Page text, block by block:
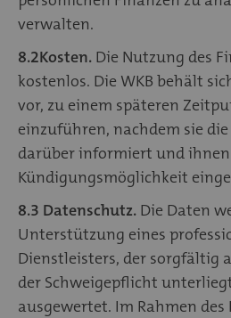
verwalten.
8.2Kosten. Die Nutzung des
kostenlos. Die WKB behält
vor, zu einem späteren
einzuführen, nachdem sie
darüber informiert und
Kündigungsmöglichkeit
8.3 Datenschutz. Die Daten
Unterstützung eines
Dienstleisters, der sorgfältig
der Schweigepflicht
ausgewertet. Im Rahmen